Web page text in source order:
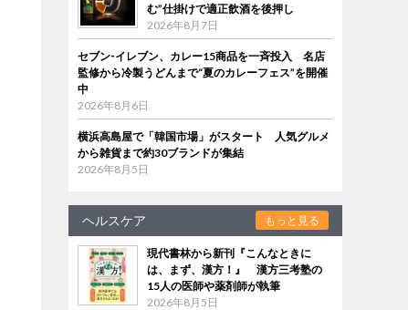
む”仕掛けで適正飲酒を後押し
2026年8月7日
セブン‐イレブン、カレー15商品を一斉投入 名店
監修から冷製うどんまで“夏のカレーフェス”を開催
中
2026年8月6日
横浜高島屋で「韓国市場」がスタート 人気グルメ
から雑貨まで約30ブランドが集結
2026年8月5日
ヘルスケア もっと見る
現代書林から新刊『こんなときに
は、まず、漢方！』 漢方三考塾の
15人の医師や薬剤師が執筆
2026年8月5日